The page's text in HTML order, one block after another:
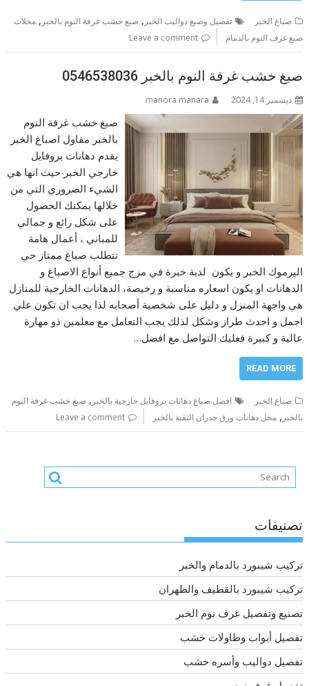
صباغ الخبر تفصيل وصبغ دواليب الخبر ,صبغ خشب غرفة النوم بالخبر ,محلات
صبغ غرف النوم بالدمام
Leave a comment
صبغ خشب غرفة النوم بالخبر 0546538036
ديسمبر 14, 2024 manora manara
صبغ خشب غرفة النوم
بالخبر مقاول اصباغ الخبر
يقدم دهانات بروفايل
خارجي الخبر حيث انها هي
الشيء الضروري التي من
خلالها يمكنك الحصول
على شكل رائع و جمالي
للمباني ، أعمال هامة
تتطلب صباغ ممتاز حي
اليرموك الخبر و يكون لدية خبرة في مزج جميع أنواع الاصباغ و
الدهانات او يكون اسعاره مناسبة و رخيصة، الدهانات الخارجية للمنازل
هي واجهة المنزل و دليل على شخصية أصحابه لذا يجب ان تكون علي
اجمل و احدث طراز وشكل لذلك يجب التعامل مع معلمين ذو مهارة
عالية و كبيرة فعليك التواصل مع افضل…
READ MORE
صباغ الخبر افضل صباغ دهانات بروفايل خارجية بالخبر ,صبغ خشب غرفة النوم
بالخبر ,محل دهانات ورق جدران الثقبة بالخبر Leave a comment
تصنيفات
تركيب شيبورد بالدمام والخبر
تركيب شيبورد بالقطيف والظهران
تصنيع وتفصيل غرف نوم الخبر
تفصيل أبواب وطاولات خشب
تفصيل دواليب وأسره خشب